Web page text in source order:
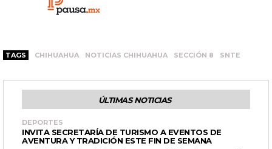
TAGS CHIHUAHUA NOTICIAS CHIHUAHUA SECCIÓN 8 SNTE
ÚLTIMAS NOTICIAS
DEPORTES
INVITA SECRETARÍA DE TURISMO A EVENTOS DE
AVENTURA Y TRADICIÓN ESTE FIN DE SEMANA